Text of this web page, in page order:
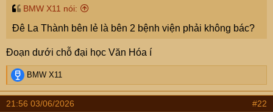
t
r
BMW X11 nói:
Đê La Thành bên lẻ là bên 2 bệnh viện phải không bác?
Đoạn dưới chỗ đại học Văn Hóa í
R
e
a
c
BMW X11
21:56 03/06/2026 #22